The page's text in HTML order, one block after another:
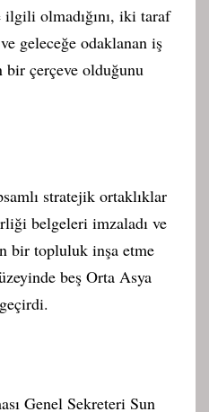
ilgili olmadığını, iki taraf
geleceğe odaklanan iş
çerçeve olduğunu
stratejik ortaklıklar
belgeleri imzaladı ve
bir topluluk inşa etme
beş Orta Asya
Genel Sekreteri Sun